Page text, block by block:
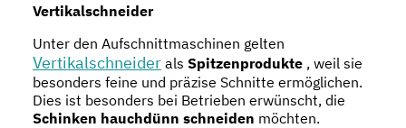
Vertikalschneider
Unter den Aufschnittmaschinen gelten
Vertikalschneider als Spitzenprodukte , weil sie
besonders feine und präzise Schnitte ermöglichen.
Dies ist besonders bei Betrieben erwünscht, die
Schinken hauchdünn schneiden möchten.